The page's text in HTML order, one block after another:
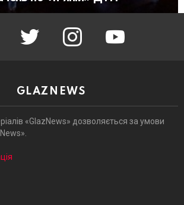
twitter instagram youtube
GLAZNEWS
«GlazNews» дозволяється за умови